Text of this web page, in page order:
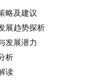
略及建议
展趋势探析
发展潜力
析
读